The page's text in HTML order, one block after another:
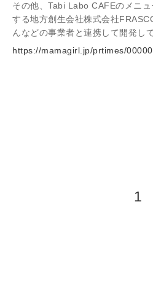
その他、Tabi Labo CAFEのメニ
する地方創生会社株式会社
んなどの事業者と連携して開発し
https://mamagirl.jp/prtimes/
1